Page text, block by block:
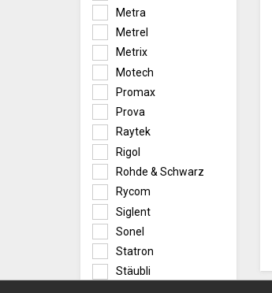
Metra
Metrel
Metrix
Motech
Promax
Prova
Raytek
Rigol
Rohde & Schwarz
Rycom
Siglent
Sonel
Statron
Stäubli